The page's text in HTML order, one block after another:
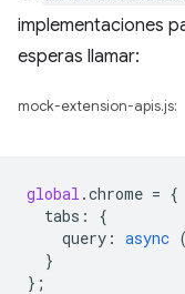
implementaciones
esperas llamar:
mock-extension-apis.js:
global .chrome = {
tabs :
{
query : async
}
};